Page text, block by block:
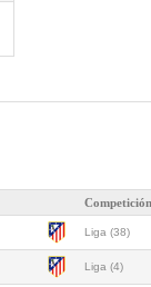
Competición
Liga (38)
Liga (4)